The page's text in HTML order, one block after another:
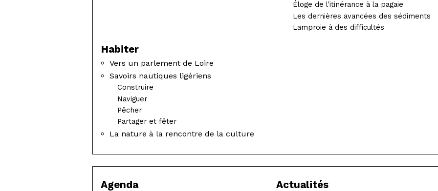
Éloge de l'itinérance à la pagaie
Les dernières avancées des sédiments
Lamproie à des difficultés
Habiter
Vers un parlement de Loire
Savoirs nautiques ligériens
Construire
Naviguer
Pêcher
Partager et fêter
La nature à la rencontre de la culture
Agenda Actualités